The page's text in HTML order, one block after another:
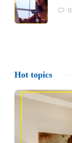
0
Hot topics